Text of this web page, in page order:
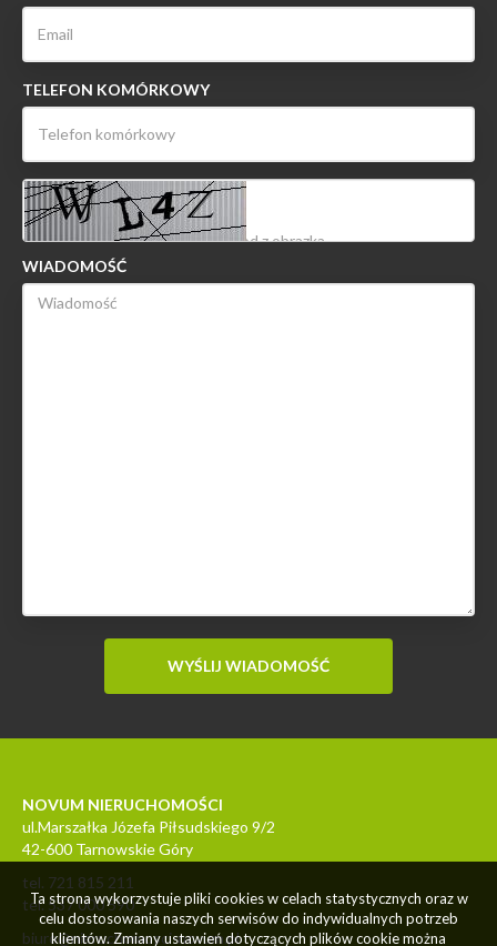
TELEFON KOMÓRKOWY
WIADOMOŚĆ
NOVUM NIERUCHOMOŚCI
ul.Marszałka Józefa Piłsudskiego 9/2
42-600 Tarnowskie Góry
tel. 721 815 211
tel. 537 000 590
biuro@nieruchomosci-novum.pl
Ta strona wykorzystuje pliki cookies w celach statystycznych oraz w
celu dostosowania naszych serwisów do indywidualnych potrzeb
klientów. Zmiany ustawień dotyczących plików cookie można